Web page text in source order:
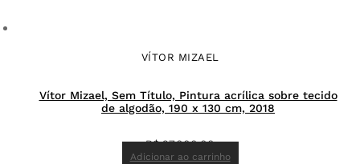
VÍTOR MIZAEL
Vítor Mizael, Sem Título, Pintura acrílica sobre tecido
de algodão, 190 x 130 cm, 2018
R$27.000,00
Adicionar ao carrinho